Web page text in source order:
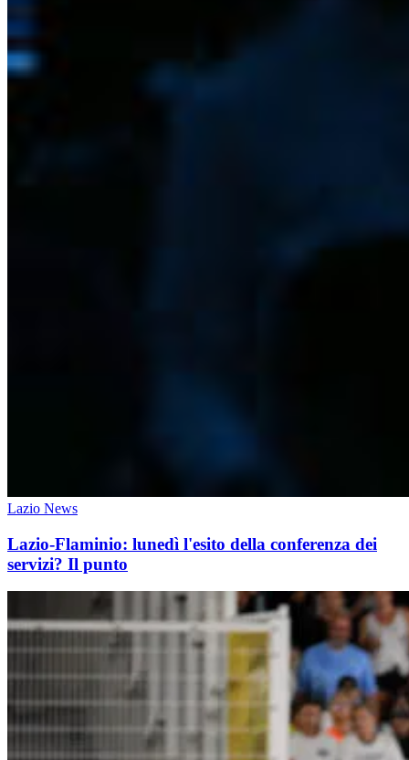
Lazio News
Lazio-Flaminio: lunedì l'esito della conferenza dei
servizi? Il punto